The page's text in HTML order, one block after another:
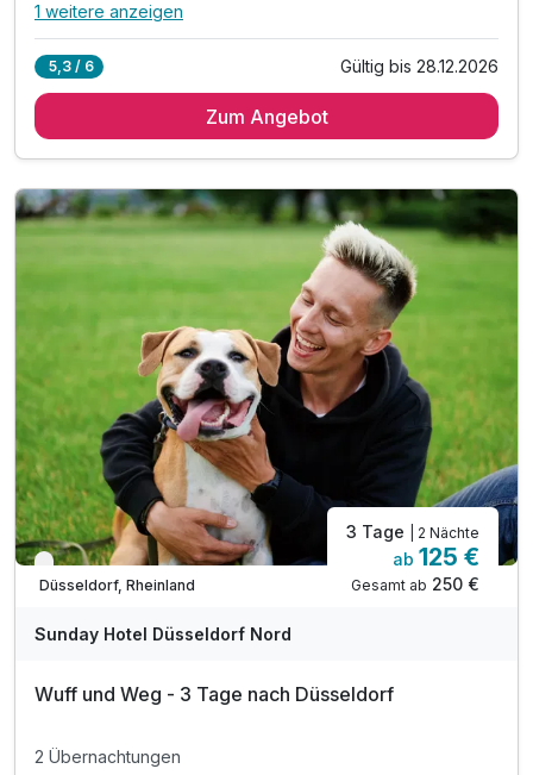
Alle Inklusivleistungen
2 x reichhaltiges Frühstück vom Buffet
WLAN im Hotel
1 weitere anzeigen
5,3 / 6 Gültig bis 28.12.2026
Zum Angebot
Verfügbar bis Dezember
Düsseldorf, Rheinland
3 Tage | 2 Nächte
ab 125 €
Gesamt ab 250 €
Sunday Hotel Düsseldorf Nord
Wuff und Weg - 3 Tage nach Düsseldorf
2 Übernachtungen